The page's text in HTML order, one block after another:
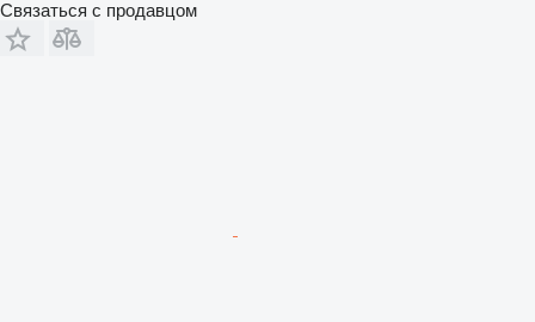
Связаться с продавцом